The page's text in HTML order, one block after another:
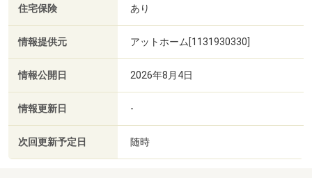
住宅保険 あり
情報提供元 アットホーム[1131930330]
情報公開日 2026年8月4日
情報更新日 -
次回更新予定日 随時